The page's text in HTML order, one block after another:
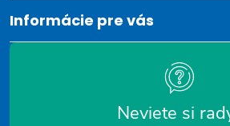
e
Informácie pre vás
Neviete si